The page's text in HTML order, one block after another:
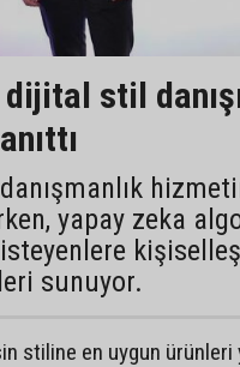
stil
yapay zeka
sunuyor.
stiline en uygun